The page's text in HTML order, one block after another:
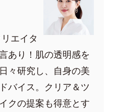
エイタ
あり！肌の透明感を
々研究し、自身の美
バイス。クリア＆ツ
クの提案も得意とす